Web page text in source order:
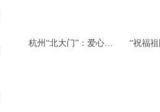
杭州“北大门”：爱心接力 携手同行